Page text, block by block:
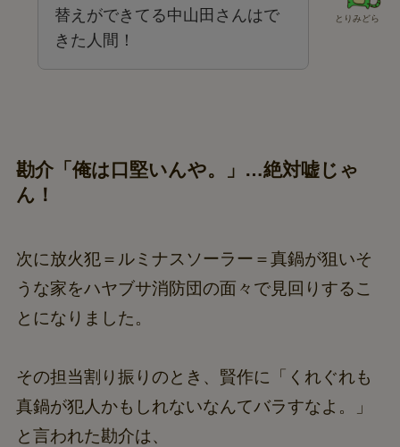
とりみどら
替えができてる中山田さんはで
きた人間！
勘介「俺は口堅いんや。」…絶対嘘じゃ
ん！
次に放火犯＝ルミナスソーラー＝真鍋が狙いそ
うな家をハヤブサ消防団の面々で見回りするこ
とになりました。
その担当割り振りのとき、賢作に「くれぐれも
真鍋が犯人かもしれないなんてバラすなよ。」
と言われた勘介は、